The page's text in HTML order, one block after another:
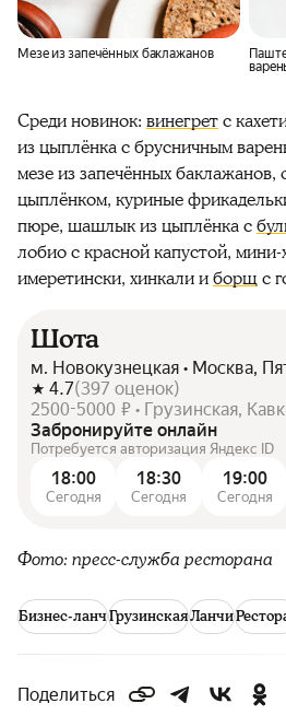
Мезе из запечённых баклажанов
Среди новинок: винегретс
из цыплёнка с брусничным
мезе из запечённых
цыплёнком, куриные
пюре, шашлык из цыплёнка с
лобио с красной капустой,
имеретински, хинкали иборщс
Шота
м. Новокузнецкая • Москва,
4.7(397 оценок)
2500-5000 ₽ • Грузинская,
Забронируйте онлайн
Потребуется авторизация Яндекс ID
18:00
Сегодня
18:30
Сегодня
19:00
Сегодня
Фото: пресс-служба ресторана
Бизнес-ланчГрузинскаяЛанчи
Поделиться